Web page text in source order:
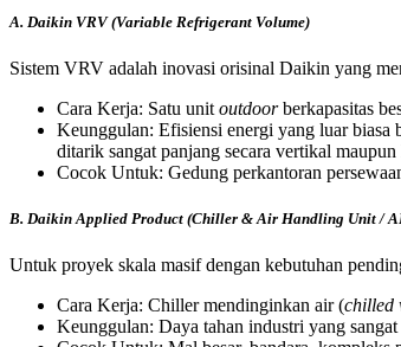
A. Daikin VRV (Variable Refrigerant Volume)
Sistem VRV adalah inovasi orisinal Daikin yang
Cara Kerja: Satu unit outdoorberkapasitas
Keunggulan: Efisiensi energi yang luar biasa
ditarik sangat panjang secara vertikal
Cocok Untuk: Gedung perkantoran
B. Daikin Applied Product (Chiller & Air Handling Unit /
Untuk proyek skala masif dengan kebutuhan
Cara Kerja: Chiller mendinginkan air (chilled
Keunggulan: Daya tahan industri yang